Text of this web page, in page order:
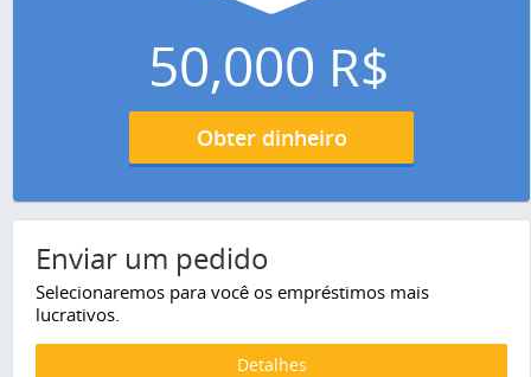
50,000 R$
Obter dinheiro
Enviar um pedido
Selecionaremos para você os empréstimos mais
lucrativos.
Detalhes